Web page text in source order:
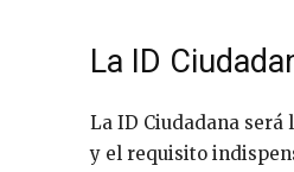
La ID
La ID Ciudadana
y el requisito